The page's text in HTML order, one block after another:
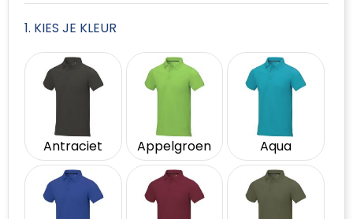
1. KIES JE KLEUR
Antraciet Appelgroen Aqua